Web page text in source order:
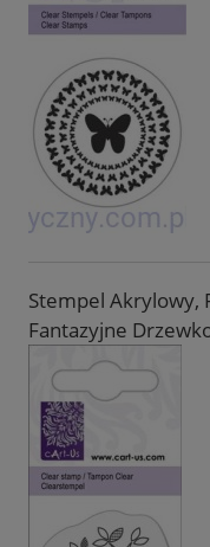
Stempel Akrylowy,
Fantazyjne